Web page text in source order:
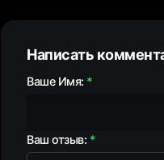
Написать
Ваше Имя:
Ваш отзыв: